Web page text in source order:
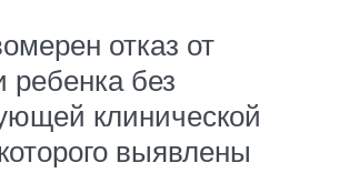
отказ от
ребенка без
клинической
выявлены